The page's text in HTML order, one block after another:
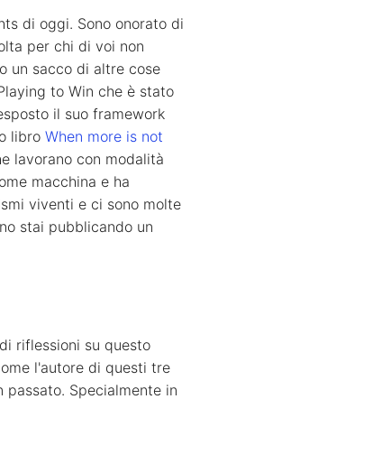
di oggi. Sono onorato di
per chi di voi non
un sacco di altre cose
to Win che è stato
il suo framework
libro When more is not
lavorano con modalità
macchina e ha
viventi e ci sono molte
stai pubblicando un
riflessioni su questo
l'autore di questi tre
Specialmente in